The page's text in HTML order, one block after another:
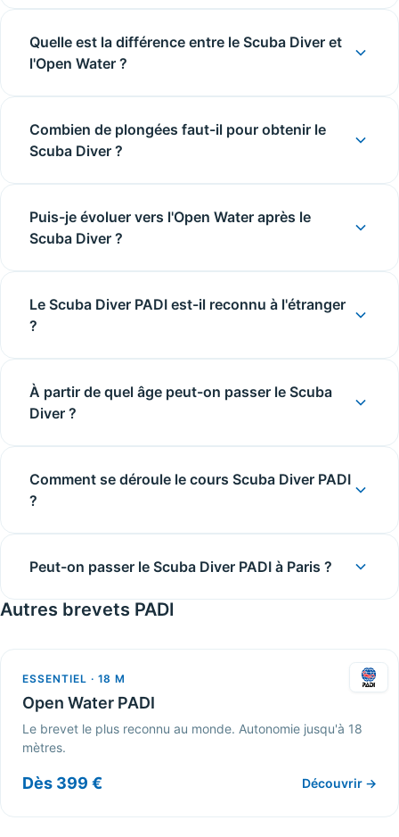
Quelle est la différence entre le Scuba Diver et
l'Open Water ?
Combien de plongées faut-il pour obtenir le
Scuba Diver ?
Puis-je évoluer vers l'Open Water après le
Scuba Diver ?
Le Scuba Diver PADI est-il reconnu à l'étranger
?
À partir de quel âge peut-on passer le Scuba
Diver ?
Comment se déroule le cours Scuba Diver PADI
?
Peut-on passer le Scuba Diver PADI à Paris ?
Autres brevets PADI
ESSENTIEL · 18 M
Open Water PADI
Le brevet le plus reconnu au monde. Autonomie jusqu'à 18
mètres.
Dès 399 € Découvrir →